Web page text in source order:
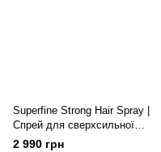
Superfine Strong Hair Spray |
Спрей для сверхсильної
фіксації "Лак-невагомість", 300
2 990 грн